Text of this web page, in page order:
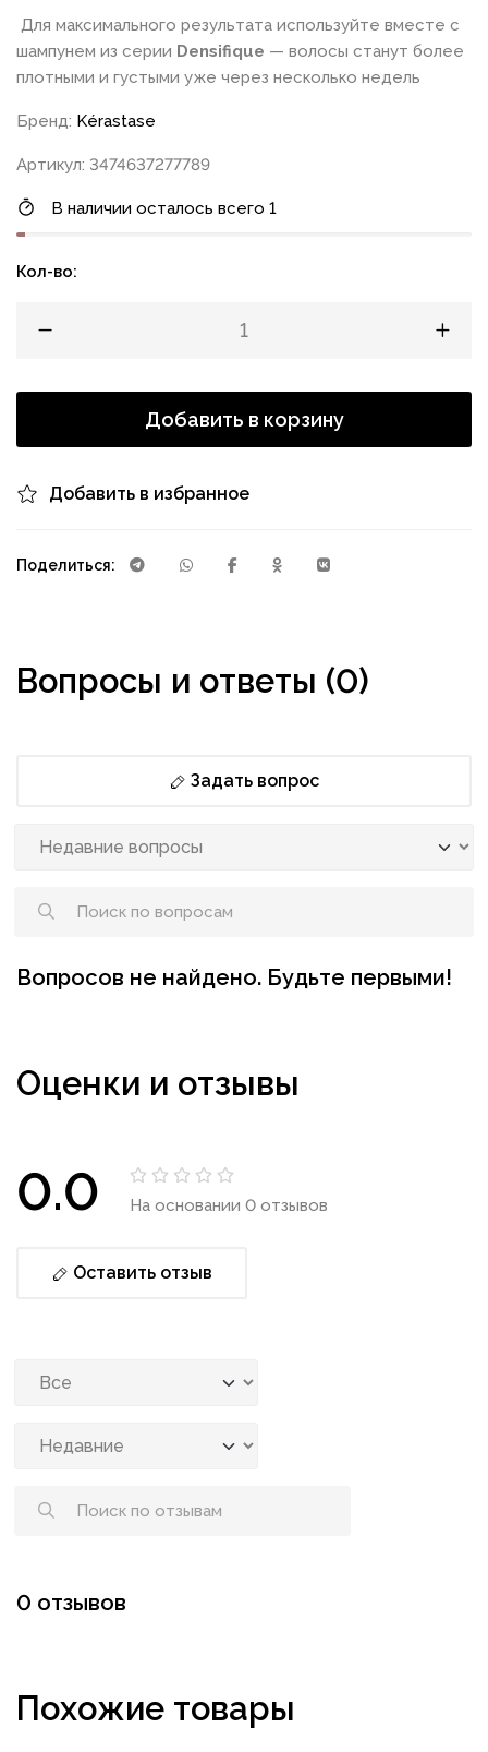
Для максимального результата используйте вместе с
шампунем из серии Densifique — волосы станут более
плотными и густыми уже через несколько недель
Бренд: Kérastase
Артикул: 3474637277789
В наличии осталось всего 1
Кол-во:
Добавить в корзину
Добавить в избранное
Поделиться:
Вопросы и ответы (0)
Задать вопрос
Вопросов не найдено. Будьте первыми!
Оценки и отзывы
0.0 На основании 0 отзывов
Оставить отзыв
0 отзывов
Похожие товары